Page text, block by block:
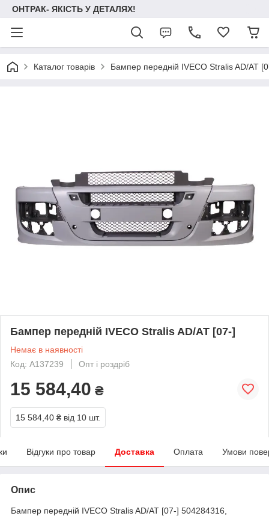
ОНТРАК- ЯКІСТЬ У ДЕТАЛЯХ!
Каталог товарів Бампер передній IVECO Stralis AD/AT
Бампер передній IVECO Stralis AD/AT [07-]
Немає в наявності
Код: A137239
Опт і роздріб
15 584,40 ₴
15 584,40 ₴ від 10 шт.
Відгуки про товар Доставка Оплата Умови
Опис
Бампер передній IVECO Stralis AD/AT [07-] 504284316,